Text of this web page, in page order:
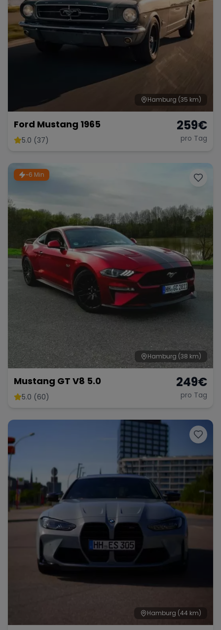
Hamburg (35 km)
Ford Mustang 1965
5.0 (37)
259€
pro Tag
~6 Min
Hamburg (38 km)
Mustang GT V8 5.0
5.0 (60)
249€
pro Tag
Hamburg (44 km)